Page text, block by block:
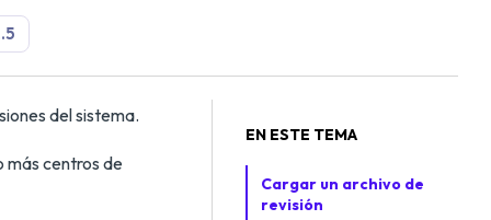
del sistema.
más centros de
EN ESTE TEMA
Cargar un archivo de
revisión